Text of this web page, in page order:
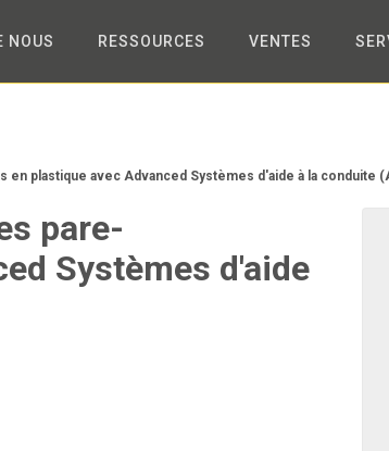
NOUS RESSOURCES VENTES
plastique avec Advanced Systèmes d'aide à la conduite
pare-
Systèmes d'aide